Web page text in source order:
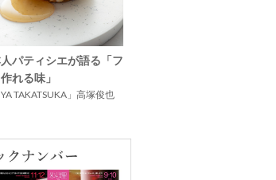
パティシエが語る「フ
れる味」
TAKATSUKA」高塚俊也